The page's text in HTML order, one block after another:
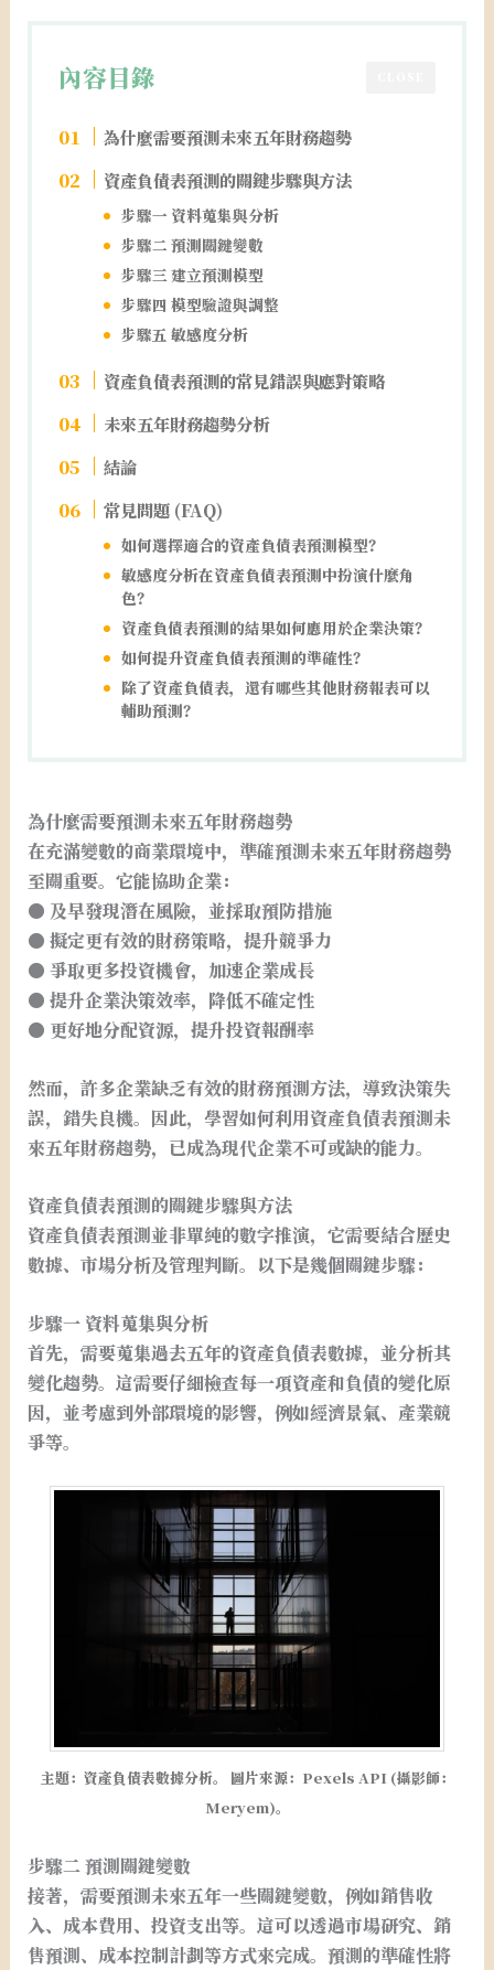
內容目錄
為什麼需要預測未來五年財務趨勢
資產負債表預測的關鍵步驟與方法
步驟一 資料蒐集與分析
步驟二 預測關鍵變數
步驟三 建立預測模型
步驟四 模型驗證與調整
步驟五 敏感度分析
資產負債表預測的常見錯誤與應對策略
未來五年財務趨勢分析
結論
常見問題 (FAQ)
如何選擇適合的資產負債表預測模型？
敏感度分析在資產負債表預測中扮演什麼角
色？
資產負債表預測的結果如何應用於企業決策？
如何提升資產負債表預測的準確性？
除了資產負債表，還有哪些其他財務報表可以
輔助預測？
為什麼需要預測未來五年財務趨勢
在充滿變數的商業環境中，準確預測未來五年財務趨勢
至關重要。它能協助企業：
● 及早發現潛在風險，並採取預防措施
● 擬定更有效的財務策略，提升競爭力
● 爭取更多投資機會，加速企業成長
● 提升企業決策效率，降低不確定性
● 更好地分配資源，提升投資報酬率
然而，許多企業缺乏有效的財務預測方法，導致決策失
誤，錯失良機。因此，學習如何利用資產負債表預測未
來五年財務趨勢，已成為現代企業不可或缺的能力。
資產負債表預測的關鍵步驟與方法
資產負債表預測並非單純的數字推演，它需要結合歷史
數據、市場分析及管理判斷。以下是幾個關鍵步驟：
步驟一 資料蒐集與分析
首先，需要蒐集過去五年的資產負債表數據，並分析其
變化趨勢。這需要仔細檢查每一項資產和負債的變化原
因，並考慮到外部環境的影響，例如經濟景氣、產業競
爭等。
主題：資產負債表數據分析。 圖片來源：Pexels API (攝影師：
Meryem)。
步驟二 預測關鍵變數
接著，需要預測未來五年一些關鍵變數，例如銷售收
入、成本費用、投資支出等。這可以透過市場研究、銷
售預測、成本控制計劃等方式來完成。預測的準確性將